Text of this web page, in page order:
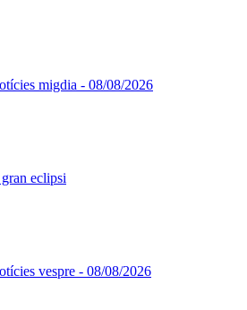
migdia - 08/08/2026
eclipsi
vespre - 08/08/2026